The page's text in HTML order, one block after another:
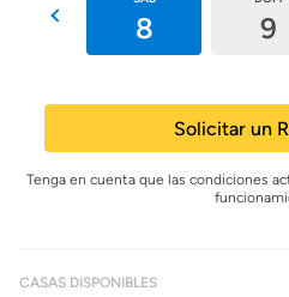
8 9
Solicitar un
Tenga en cuenta que las condiciones
CASAS DISPONIBLES